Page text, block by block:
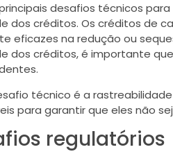
desafios técnicos
dos créditos. Os créditos de
eficazes na redução ou
dos créditos, é importante
técnico é a
para garantir que eles não
regulatórios